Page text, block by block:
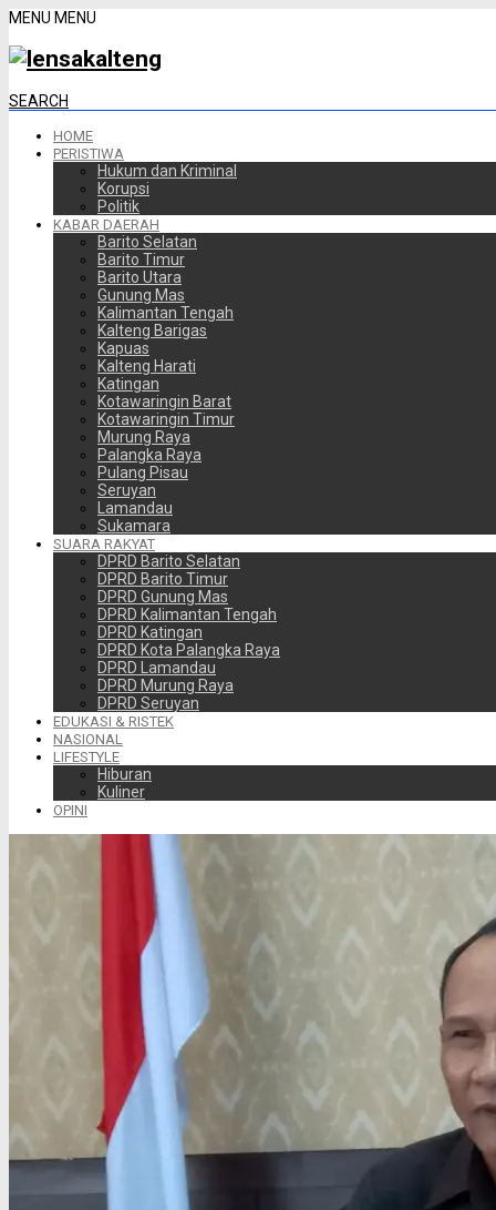
MENU MENU
SEARCH
HOME
PERISTIWA
Hukum dan Kriminal
Korupsi
Politik
KABAR DAERAH
Barito Selatan
Barito Timur
Barito Utara
Gunung Mas
Kalimantan Tengah
Kalteng Barigas
Kapuas
Kalteng Harati
Katingan
Kotawaringin Barat
Kotawaringin Timur
Murung Raya
Palangka Raya
Pulang Pisau
Seruyan
Lamandau
Sukamara
SUARA RAKYAT
DPRD Barito Selatan
DPRD Barito Timur
DPRD Gunung Mas
DPRD Kalimantan Tengah
DPRD Katingan
DPRD Kota Palangka Raya
DPRD Lamandau
DPRD Murung Raya
DPRD Seruyan
EDUKASI & RISTEK
NASIONAL
LIFESTYLE
Hiburan
Kuliner
OPINI